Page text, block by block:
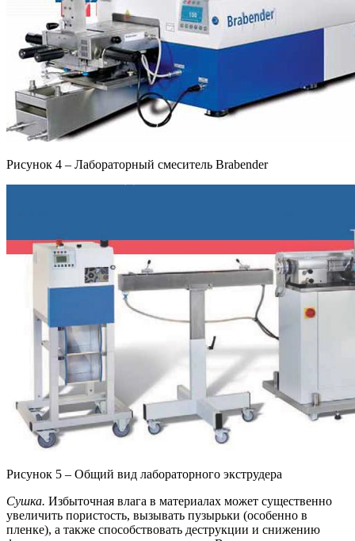
Рисунок 4 – Лабораторный смеситель Brabender
Рисунок 5 – Общий вид лабораторного экструдера
Сушка. Избыточная влага в материалах может существенно
увеличить пористость, вызывать пузырьки (особенно в
пленке), а также способствовать деструкции и снижению